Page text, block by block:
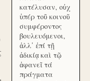
κατέλυσαν, οὐχ
ὑπέρ τοῦ κοινοῦ
συμφέροντος
βουλευόμενοι,
ἀλλ᾽ ἐπί τῇ
ἀδικίᾳ καὶ τῷ
ἀφανεῖ τά
πράγματα